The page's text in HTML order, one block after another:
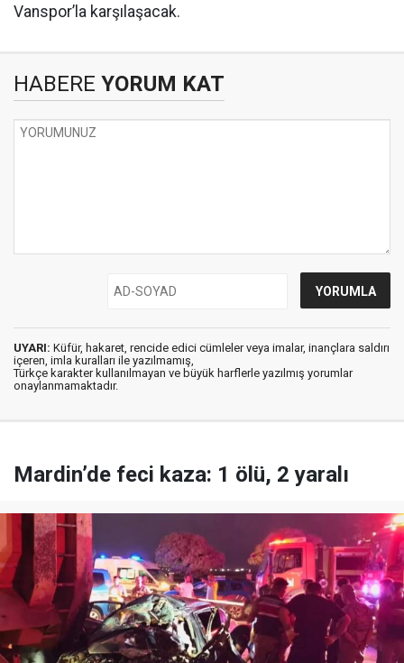
Vanspor’la karşılaşacak.
HABERE YORUM KAT
UYARI: Küfür, hakaret, rencide edici cümleler veya imalar, inançlara saldırı
içeren, imla kuralları ile yazılmamış,
Türkçe karakter kullanılmayan ve büyük harflerle yazılmış yorumlar
onaylanmamaktadır.
Mardin’de feci kaza: 1 ölü, 2 yaralı